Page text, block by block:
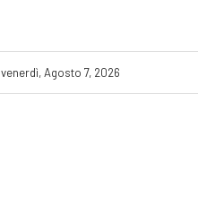
venerdì, Agosto 7, 2026